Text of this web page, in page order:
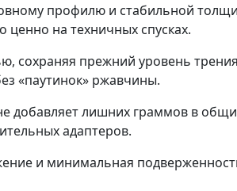
профилю и стабильной
на техничных спусках.
сохраняя прежний уровень
«паутинок» ржавчины.
добавляет лишних граммов в
адаптеров.
и минимальная